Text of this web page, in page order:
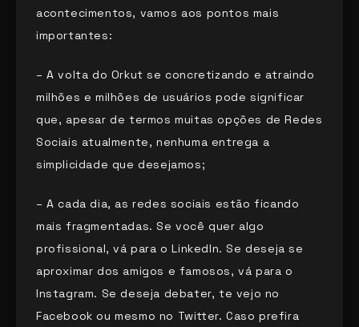
acontecimentos, vamos aos pontos mais
importantes:
– A volta do Orkut se concretizando e atraindo
milhões e milhões de usuários pode significar
que, apesar de termos muitas opções de Redes
Sociais atualmente, nenhuma entrega a
simplicidade que desejamos;
– A cada dia, as redes sociais estão ficando
mais fragmentadas. Se você quer algo
profissional, vá para o LinkedIn. Se deseja se
aproximar dos amigos e famosos, vá para o
Instagram. Se deseja debater, te vejo no
Facebook ou mesmo no Twitter. Caso prefira